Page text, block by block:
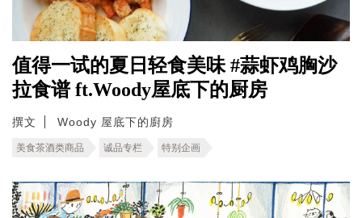
值得一试的夏日轻食美味 #蒜虾鸡胸沙
拉食谱 ft.Woody屋底下的厨房
撰文 Woody 屋底下的廚房
美食茶酒类商品 诚品专栏 特别企画